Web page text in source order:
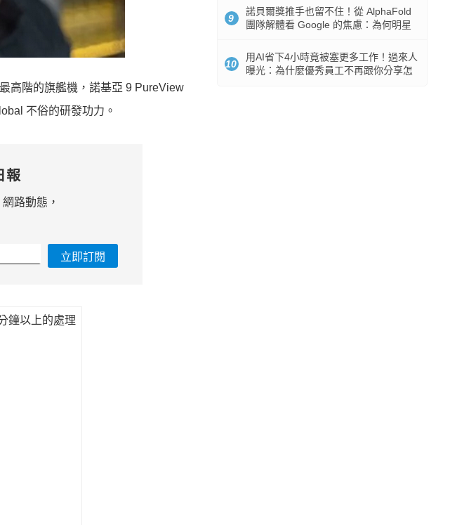
高階的旗艦機，諾基亞 9 PureView
不俗的研發功力。
報
路動態，
立即訂閱
9
諾貝爾獎推手也留不住！從 AlphaFold
團隊解體看 Google 的焦慮：為何明星
10
用AI省下4小時竟被塞更多工作！過來人
曝光：為什麼優秀員工不再跟你分享怎